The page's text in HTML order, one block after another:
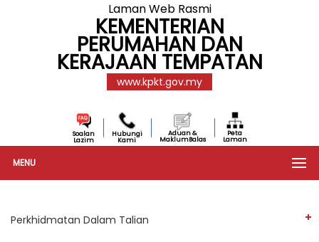
Laman Web Rasmi
KEMENTERIAN
PERUMAHAN DAN
KERAJAAN TEMPATAN
www.kpkt.gov.my
Soalan
Lazim
Hubungi
Kami
Aduan &
MaklumBalas
Peta
Laman
MENU
Perkhidmatan Dalam Talian